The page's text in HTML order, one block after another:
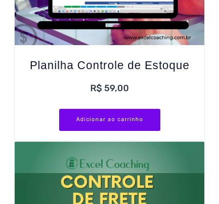
Planilha Controle de Estoque
R$ 59,00
Adicionar ao carrinho